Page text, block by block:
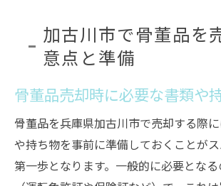
加古川市で骨董品を
意点と準備
骨董品売却時に必要な書類や
骨董品を兵庫県加古川市で売却する際
や持ち物を事前に準備しておくことが
第一歩となります。一般的に必要とな